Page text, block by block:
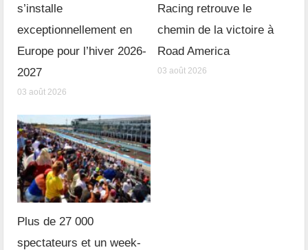
s’installe
exceptionnellement en
Europe pour l’hiver 2026-
2027
03 août 2026
Racing retrouve le
chemin de la victoire à
Road America
03 août 2026
Plus de 27 000
spectateurs et un week-